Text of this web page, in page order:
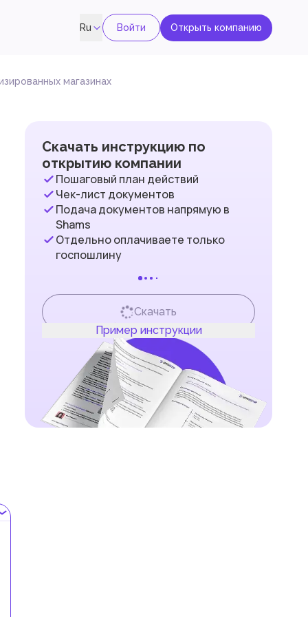
Ru Войти Открыть компанию
магазинах
Скачать инструкцию по
открытию компании
Пошаговый план действий
Чек-лист документов
Подача документов напрямую в
Shams
Отдельно оплачиваете только
госпошлину
Скачать
Пример инструкции